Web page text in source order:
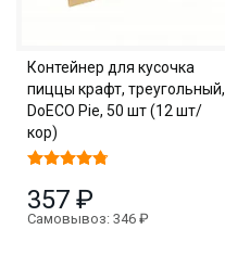
Контейнер для кусочка
пиццы крафт, треугольный,
DoECO Pie, 50 шт (12 шт/
кор)
357 ₽
Самовывоз: 346 ₽